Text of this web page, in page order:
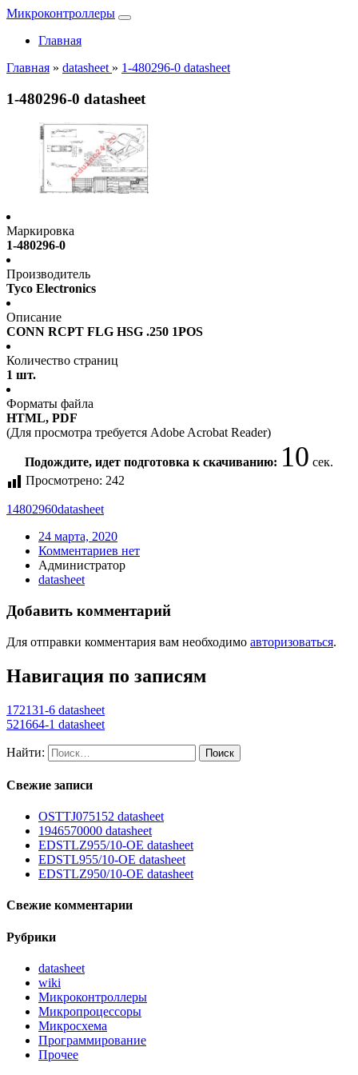
Микроконтроллеры
Главная
Главная » datasheet » 1-480296-0 datasheet
1-480296-0 datasheet
Маркировка
1-480296-0
Производитель
Tyco Electronics
Описание
CONN RCPT FLG HSG .250 1POS
Количество страниц
1 шт.
Форматы файла
HTML, PDF
(Для просмотра требуется Adobe Acrobat Reader)
Подождите, идет подготовка к скачиванию: 10 сек.
Просмотрено: 242
14802960datasheet
24 марта, 2020
Комментариев нет
Администратор
datasheet
Добавить комментарий
Для отправки комментария вам необходимо авторизоваться.
Навигация по записям
172131-6 datasheet
521664-1 datasheet
Найти:
Свежие записи
OSTTJ075152 datasheet
1946570000 datasheet
EDSTLZ955/10-OE datasheet
EDSTL955/10-OE datasheet
EDSTLZ950/10-OE datasheet
Свежие комментарии
Рубрики
datasheet
wiki
Микроконтроллеры
Микропроцессоры
Микросхема
Программирование
Прочее